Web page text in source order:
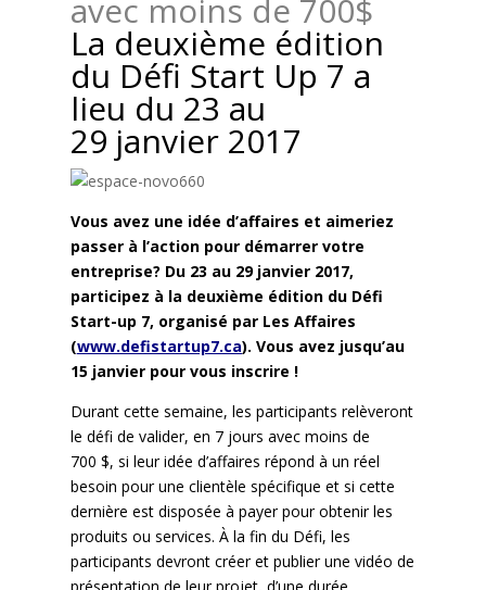
avec moins de 700$
La deuxième édition
du Défi Start Up 7 a
lieu du 23 au
29 janvier 2017
Vous avez une idée d’affaires et aimeriez
passer à l’action pour démarrer votre
entreprise? Du 23 au 29 janvier 2017,
participez à la deuxième édition du Défi
Start-up 7, organisé par Les Affaires
(www.defistartup7.ca). Vous avez jusqu’au
15 janvier pour vous inscrire !
Durant cette semaine, les participants relèveront
le défi de valider, en 7 jours avec moins de
700 $, si leur idée d’affaires répond à un réel
besoin pour une clientèle spécifique et si cette
dernière est disposée à payer pour obtenir les
produits ou services. À la fin du Défi, les
participants devront créer et publier une vidéo de